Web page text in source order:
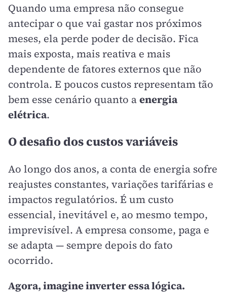
Quando uma empresa não consegue
antecipar o que vai gastar nos próximos
meses, ela perde poder de decisão. Fica
mais exposta, mais reativa e mais
dependente de fatores externos que não
controla. E poucos custos representam tão
bem esse cenário quanto aenergia
elétrica.
O desafio dos custos variáveis
Ao longo dos anos, a conta de energia sofre
reajustes constantes, variações tarifárias e
impactos regulatórios. É um custo
essencial, inevitável e, ao mesmo tempo,
imprevisível. A empresa consome, paga e
se adapta — sempre depois do fato
ocorrido.
Agora, imagine inverter essa lógica.